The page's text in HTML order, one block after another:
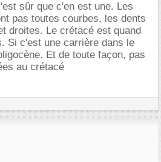
sûr que c'en est une. Les
pas toutes courbes, les dents
droites. Le crétacé est quand
Si c'est une carrière dans le
Et de toute façon, pas
au crétacé